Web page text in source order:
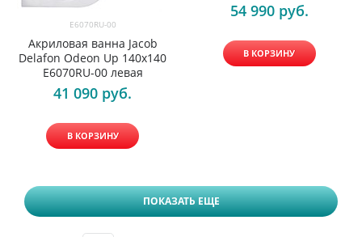
E6070RU-00
Акриловая ванна Jacob
Delafon Odeon Up 140x140
E6070RU-00 левая
41 090 руб.
В КОРЗИНУ
54 990 руб.
В КОРЗИНУ
ПОКАЗАТЬ ЕЩЕ